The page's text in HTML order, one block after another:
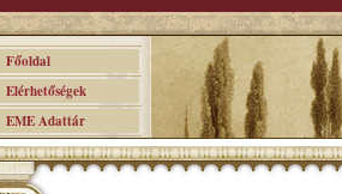
Főoldal
Elérhetőségek
EME Adattár